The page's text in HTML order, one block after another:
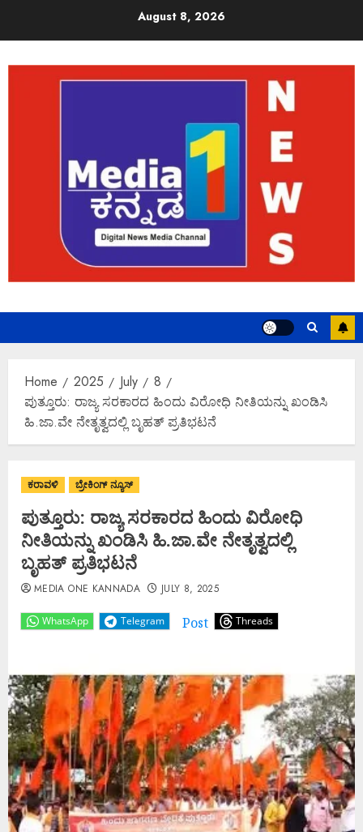
August 8, 2026
Home 2025 July
8
ಪುತ್ತೂರು: ರಾಜ್ಯ ಸರಕಾರದ ಹಿಂದು ವಿರೋಧಿ ನೀತಿಯನ್ನು ಖಂಡಿಸಿ
ಹಿ.ಜಾ.ವೇ ನೇತೃತ್ವದಲ್ಲಿ ಬೃಹತ್‌ ಪ್ರತಿಭಟನೆ
ಕರಾವಳಿ ಬ್ರೇಕಿಂಗ್ ನ್ಯೂಸ್
ಪುತ್ತೂರು: ರಾಜ್ಯ ಸರಕಾರದ ಹಿಂದು ವಿರೋಧಿ
ನೀತಿಯನ್ನು ಖಂಡಿಸಿ ಹಿ.ಜಾ.ವೇ ನೇತೃತ್ವದಲ್ಲಿ
ಬೃಹತ್‌ ಪ್ರತಿಭಟನೆ
WhatsApp Telegram Post Threads
MEDIA ONE KANNADA JULY 8, 2025